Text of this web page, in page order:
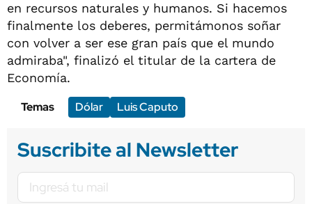
en recursos naturales y humanos. Si hacemos
finalmente los deberes, permitámonos soñar
con volver a ser ese gran país que el mundo
admiraba", finalizó el titular de la cartera de
Economía.
Temas
Dólar Luis Caputo
Suscribite al Newsletter